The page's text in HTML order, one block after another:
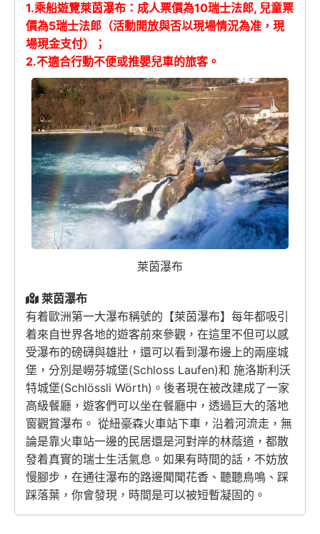
1.乘船遊覽萊茵瀑布：成人票價為10瑞士法郎, 兒童票
價為5瑞士法郎（活動開放與否以現場情況為准，現
場現金支付）；
2.不適合行動不便或推嬰兒車的旅客。
萊茵瀑布
萊茵瀑布
有着歐洲第一大瀑布稱號的【萊茵瀑布】每年都吸引
着來自世界各地的遊客前來參觀，在這里不但可以感
受瀑布的磅礴與雄壯，還可以看到瀑布邊上的兩座城
堡，分別是嶗芬城堡(Schloss Laufen)和 施洛斯利沃
特城堡(Schlössli Wörth)。後者現在被改建成了一家
高級餐廳，遊客們可以坐在餐廳中，透過巨大的落地
窗觀賞瀑布。 從紐豪森火車站下車，沿着河流走，無
論是靠火車站一邊的民居還是河對岸的林蔭道，都散
發着真實的瑞士生活氣息。如果有時間的話，不妨放
慢腳步，在通往瀑布的路邊聞聞花香、聽聽鳥鳴、踩
踩落葉，你會發現，時間是可以被短暫凝固的。